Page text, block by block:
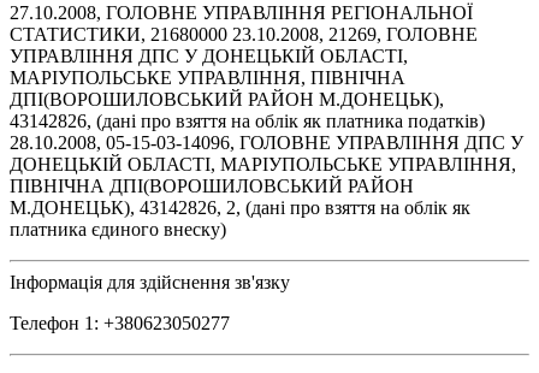
27.10.2008, ГОЛОВНЕ УПРАВЛІННЯ РЕГІОНАЛЬНОЇ
СТАТИСТИКИ, 21680000 23.10.2008, 21269, ГОЛОВНЕ
УПРАВЛІННЯ ДПС У ДОНЕЦЬКІЙ ОБЛАСТІ,
МАРІУПОЛЬСЬКЕ УПРАВЛІННЯ, ПІВНІЧНА
ДПІ(ВОРОШИЛОВСЬКИЙ РАЙОН М.ДОНЕЦЬК),
43142826, (дані про взяття на облік як платника податків)
28.10.2008, 05-15-03-14096, ГОЛОВНЕ УПРАВЛІННЯ ДПС У
ДОНЕЦЬКІЙ ОБЛАСТІ, МАРІУПОЛЬСЬКЕ УПРАВЛІННЯ,
ПІВНІЧНА ДПІ(ВОРОШИЛОВСЬКИЙ РАЙОН
М.ДОНЕЦЬК), 43142826, 2, (дані про взяття на облік як
платника єдиного внеску)
Інформація для здійснення зв'язку
Телефон 1: +380623050277